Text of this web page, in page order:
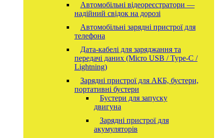
Автомобільні відеореєстратори —
надійний свідок на дорозі
Автомобільні зарядні пристрої для
телефона
Дата-кабелі для заряджання та
передачі даних (Micro USB / Type-C /
Lightning)
Зарядні пристрої для АКБ, бустери,
портативні бустери
Бустери для запуску
двигуна
Зарядні пристрої для
акумуляторів